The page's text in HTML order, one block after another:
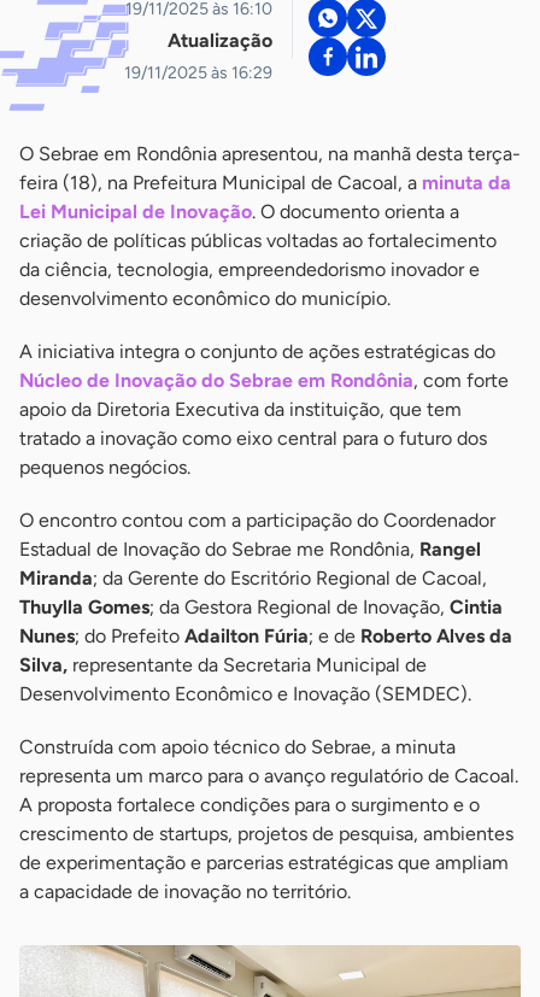
19/11/2025 às 16:10
Atualização
19/11/2025 às 16:29
O Sebrae em Rondônia apresentou, na manhã desta terça-
feira (18), na Prefeitura Municipal de Cacoal, a minuta da
Lei Municipal de Inovação. O documento orienta a
criação de políticas públicas voltadas ao fortalecimento
da ciência, tecnologia, empreendedorismo inovador e
desenvolvimento econômico do município.
A iniciativa integra o conjunto de ações estratégicas do
Núcleo de Inovação do Sebrae em Rondônia, com forte
apoio da Diretoria Executiva da instituição, que tem
tratado a inovação como eixo central para o futuro dos
pequenos negócios.
O encontro contou com a participação do Coordenador
Estadual de Inovação do Sebrae me Rondônia, Rangel
Miranda; da Gerente do Escritório Regional de Cacoal,
Thuylla Gomes; da Gestora Regional de Inovação, Cintia
Nunes; do Prefeito Adailton Fúria; e de Roberto Alves da
Silva, representante da Secretaria Municipal de
Desenvolvimento Econômico e Inovação (SEMDEC).
Construída com apoio técnico do Sebrae, a minuta
representa um marco para o avanço regulatório de Cacoal.
A proposta fortalece condições para o surgimento e o
crescimento de startups, projetos de pesquisa, ambientes
de experimentação e parcerias estratégicas que ampliam
a capacidade de inovação no território.